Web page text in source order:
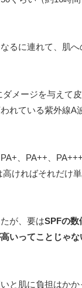
るに連れて、肌
ダメージを与えて
れている紫外線A
、PA++、
高ければそれだけ
が、要はSPFの数
いってことじゃな
と肌に負担はか